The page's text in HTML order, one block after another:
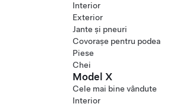
Interior
Exterior
Jante și pneuri
Covorașe pentru podea
Piese
Chei
Model X
Cele mai bine vândute
Interior